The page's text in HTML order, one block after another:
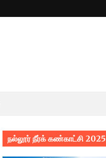
நல்லூர் நீர்க் கண்காட்சி 2025